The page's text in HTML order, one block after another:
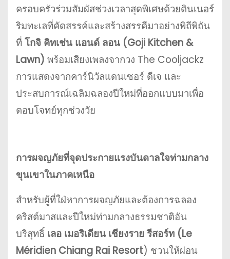
ครอบครัวร่วมสัมผัสช่วงเวลาสุดพิเศษด้วยดินเนอร์
ริมทะเลที่คัดสรรค์และสร้างสรรคืมาอย่างพิถีพิถัน
ที่ โกจิ คิทเช่น แอนด์ ลอน (Goji Kitchen &
Lawn) พร้อมเสียงเพลงจากวง The Cooljackz
การแสดงจากคาร์นิวัลแดนเซอร์ ดีเจ และ
ประสบการณ์เฉลิมฉลองปีใหม่ที่ออกแบบมาเพื่อ
ตอบโจทย์ทุกช่วงวัย
การผจญภัยที่จุดประกายแรงบันดาลใจท่ามกลาง
ขุนเขาในภาคเหนือ
สำหรับผู้ที่ใฝ่หาการผจญภัยและต้องการฉลอง
คริสต์มาสและปีใหม่ท่ามกลางธรรมชาติอัน
บริสุทธิ์ เลอ เมอริเดียน เชียงราย รีสอร์ท (Le
Méridien Chiang Rai Resort) ชวนให้ผ่อน